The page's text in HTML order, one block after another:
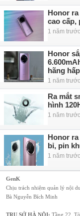
Honor
cao cấp,
1 năm trước
Honor
hãng
1 năm trước
Ra mắt
hình
1 năm trước
Honor
bỉ, pin
1 năm trước
GenK
Chịu trách nhiệm quản lý nội
Bà Nguyễn Bích Minh
TRỤ SỞ HÀ NỘI: Tầng 22,